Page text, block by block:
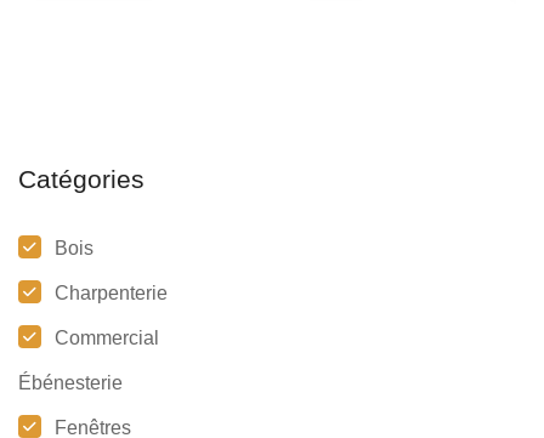
Catégories
Bois
Charpenterie
Commercial
Ébénesterie
Fenêtres